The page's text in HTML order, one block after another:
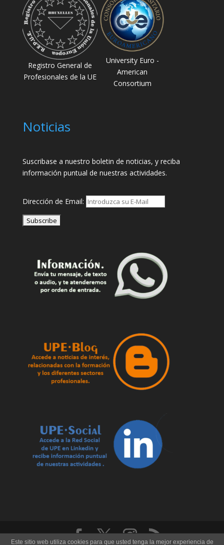
Registro General de
Profesionales de la UE
University Euro -
American
Consortium
Noticias
Suscribase a nuestro boletin de noticias, y reciba
información puntual de nuestras actividades.
Dirección de Email:
Este sitio web utiliza cookies para que usted tenga la mejor experiencia de